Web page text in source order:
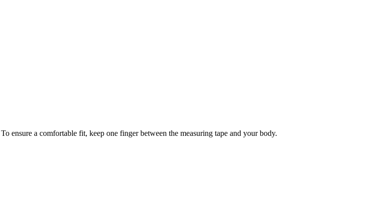
ensure a comfortable fit, keep one finger between the measuring tape and your body.